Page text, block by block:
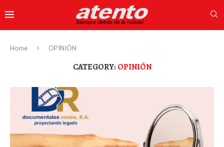
Home OPINIÓN
CATEGORY: OPINIÓN